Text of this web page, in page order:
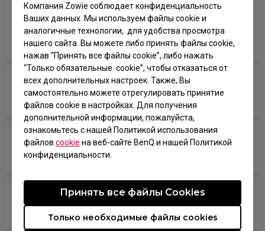
Компания Zowie соблюдает конфиденциальность
Ваших данных. Мы используем файлы cookie и
аналогичные технологии, для удобства просмотра
нашего сайта. Вы можете либо принять файлы cookie,
нажав “Принять все файлы cookie”, либо нажать
“Только обязательные cookie”, чтобы отказаться от
всех дополнительных настроек. Также, Вы
самостоятельно можете отрегулировать принятие
файлов cookie в настройках. Для получения
дополнительной информации, пожалуйста,
ознакомьтесь с нашей Политикой использования
файлов cookie на веб-сайте BenQ и нашей Политикой
конфиденциальности.
Только необходимые файлы cookies
Принять все файлы Сookies
available anymore, what other response related
spec should I check if I’m comparing your
monitors with models from other brands?
Are all ZOWIE monitors or only certain models
mercury free?
Which models are compatible with PS5 and Xbox
Series X/S for Variable Refresh Rate (VRR)?
Does my monitor support NVIDIA G-Sync
Compatible?